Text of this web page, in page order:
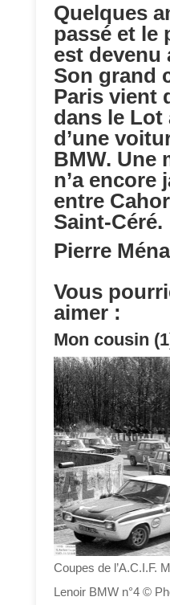
Quelques
passé et le
est devenu
Son grand
Paris vient
dans le Lot
d’une
BMW. Une
n’a encore
entre
Saint-Céré.
Pierre
Vous
aimer :
Mon cousin
Coupes de l’A.C.I.F.
Lenoir BMW n°4 ©